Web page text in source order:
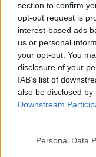
section to confirm
opt-out request is
interest-based ads
us or personal
your opt-out. You
disclosure of your
IAB’s list of
also be disclosed
Downstream
Personal Data